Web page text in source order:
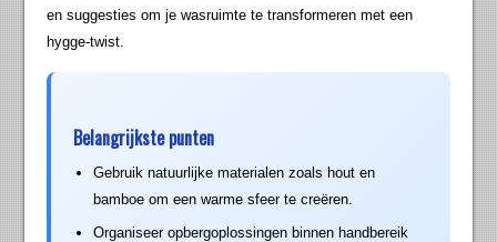
en suggesties om je wasruimte te transformeren met een
hygge-twist.
Belangrijkste punten
Gebruik natuurlijke materialen zoals hout en
bamboe om een warme sfeer te creëren.
Organiseer opbergoplossingen binnen handbereik